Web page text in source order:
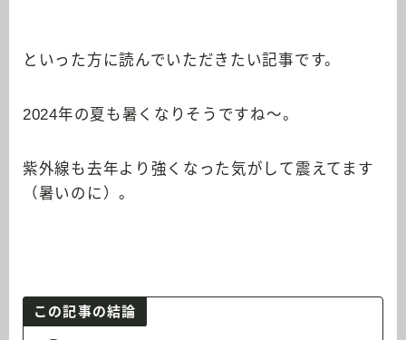
といった方に読んでいただきたい記事です。
2024年の夏も暑くなりそうですね～。
紫外線も去年より強くなった気がして震えてます
（暑いのに）。
この記事の結論